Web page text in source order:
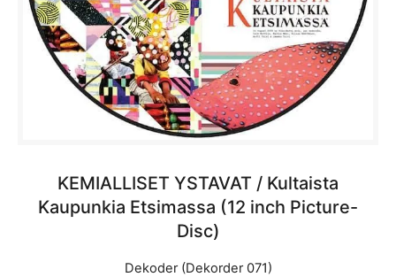
KEMIALLISET YSTAVAT / Kultaista
Kaupunkia Etsimassa (12 inch Picture-
Disc)
Dekoder (Dekorder 071)